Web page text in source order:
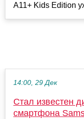
A11+ Kids Edition
14:00, 29 Дек
Стал известен
смартфона